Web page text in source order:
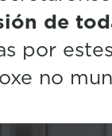
de
por
no